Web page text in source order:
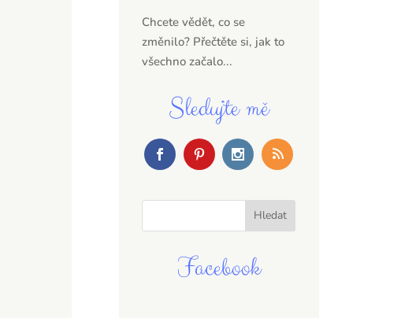
Chcete vědět, co se
změnilo? Přečtěte si, jak to
všechno začalo...
Sledujte mě
Facebook